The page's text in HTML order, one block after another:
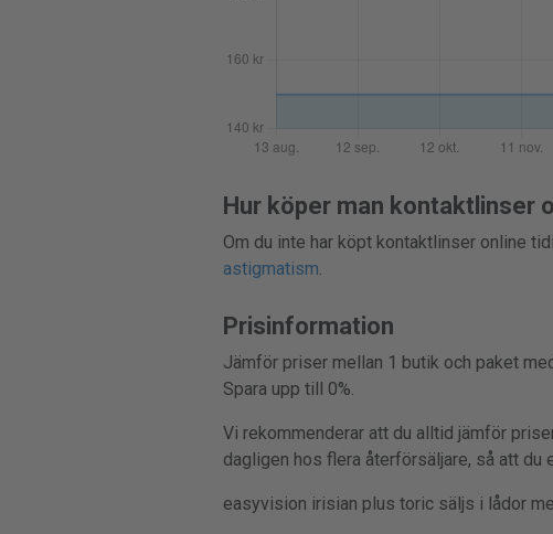
Hur köper man kontaktlinser
Om du inte har köpt kontaktlinser online
astigmatism.
Prisinformation
Jämför priser mellan 1 butik och paket
Spara upp till 0%.
Vi rekommenderar att du alltid jämför
dagligen hos flera återförsäljare, så att du
easyvision irisian plus toric säljs i lådor